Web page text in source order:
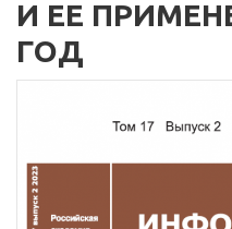
И ЕЕ
ГОД